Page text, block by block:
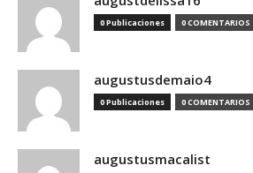
0 Publicaciones 0 COMENTARIOS
augustusdemaio4
0 Publicaciones 0 COMENTARIOS
augustusmacalist